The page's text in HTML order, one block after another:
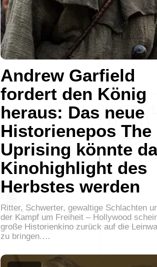
Andrew Garfield
fordert den König
heraus: Das neue
Historienepos The
Uprising könnte
Kinohighlight des
Herbstes werden
Ritter, Schwerter, gewaltige Schlachten
der Kampf um Freiheit – Hollywood
große Historienkino zurück auf die
zu bringen.…